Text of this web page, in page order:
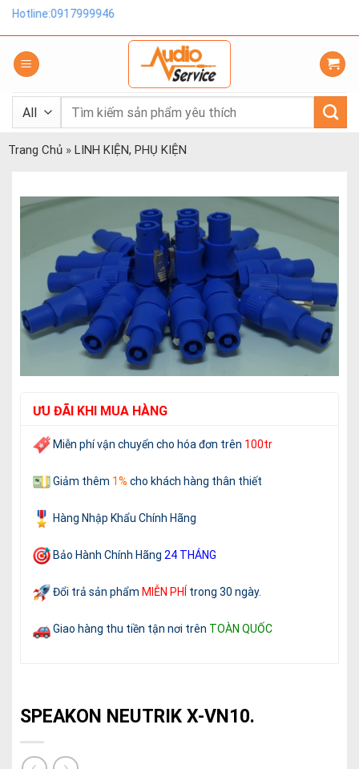
Skip
content
kiếm:
Trang Chủ» LINH KIỆN, PHỤ KIỆN
ƯU ĐÃI KHI MUA HÀNG
Miễn phí vận chuyển cho hóa đơn trên 100tr
Giảm thêm 1% cho khách hàng thân thiết
Hàng Nhập Khẩu Chính Hãng
Bảo Hành Chính Hãng 24 THÁNG
Đổi trả sản phẩm MIỄN PHÍ trong 30 ngày.
Giao hàng thu tiền tận nơi trên TOÀN QUỐC
SPEAKON NEUTRIK X-VN10.